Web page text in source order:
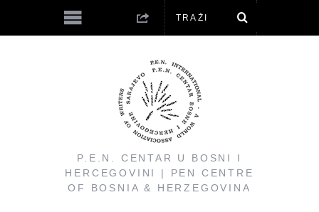
P.E.N. CENTAR U BOSNI I
HERCEGOVINI | PEN CENTRE
OF BOSNIA & HERZEGOVINA